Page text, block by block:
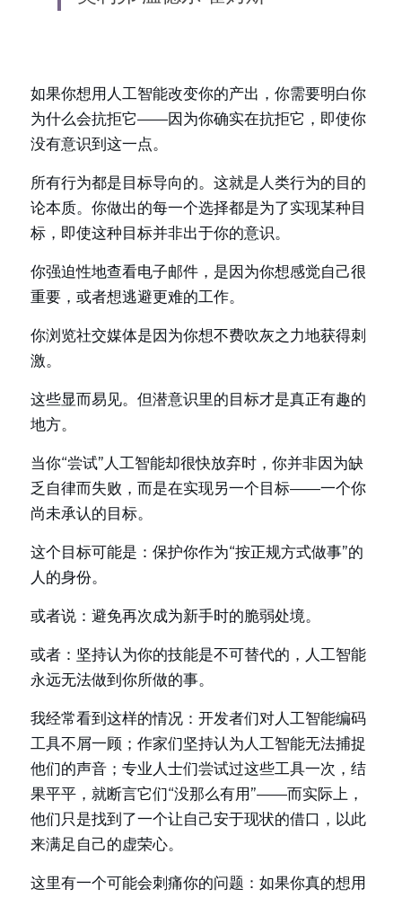
如果你想用人工智能改变你的产出，你需要明白你
为什么会抗拒它——因为你确实在抗拒它，即使你
没有意识到这一点。
所有行为都是目标导向的。这就是人类行为的目的
论本质。你做出的每一个选择都是为了实现某种目
标，即使这种目标并非出于你的意识。
你强迫性地查看电子邮件，是因为你想感觉自己很
重要，或者想逃避更难的工作。
你浏览社交媒体是因为你想不费吹灰之力地获得刺
激。
这些显而易见。但潜意识里的目标才是真正有趣的
地方。
当你“尝试”人工智能却很快放弃时，你并非因为缺
乏自律而失败，而是在实现另一个目标——一个你
尚未承认的目标。
这个目标可能是：保护你作为“按正规方式做事”的
人的身份。
或者说：避免再次成为新手时的脆弱处境。
或者：坚持认为你的技能是不可替代的，人工智能
永远无法做到你所做的事。
我经常看到这样的情况：开发者们对人工智能编码
工具不屑一顾；作家们坚持认为人工智能无法捕捉
他们的声音；专业人士们尝试过这些工具一次，结
果平平，就断言它们“没那么有用”——而实际上，
他们只是找到了一个让自己安于现状的借口，以此
来满足自己的虚荣心。
这里有一个可能会刺痛你的问题：如果你真的想用